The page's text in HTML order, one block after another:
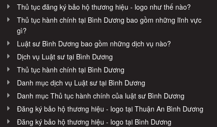
Thủ tục đăng ký bảo hộ thương hiệu - logo như thế nào?
Thủ tục hành chính tại Bình Dương bao gồm những lĩnh vực
gì?
Luật sư Bình Dương bao gồm những dịch vụ nào?
Dịch vụ Luật sư tại Bình Dương
Thủ tục hành chính tại Bình Dương
Danh mục dịch vụ Luật sư tại Bình Dương
Danh mục Thủ tục hành chính của luật sư Bình Dương
Đăng ký bảo hộ thương hiệu - logo tại Thuận An Bình Dương
Đăng ký bảo hộ thương hiệu - logo tại Bình Dương